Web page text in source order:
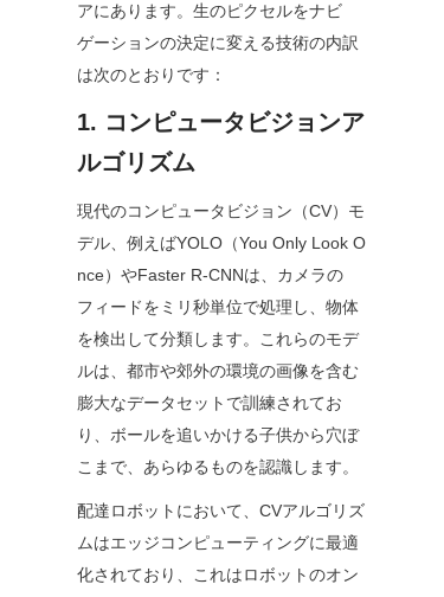
アにあります。生のピクセルをナビ
ゲーションの決定に変える技術の内訳
は次のとおりです：
1. コンピュータビジョンア
ルゴリズム
現代のコンピュータビジョン（CV）モ
デル、例えばYOLO（You Only Look O
nce）やFaster R-CNNは、カメラの
フィードをミリ秒単位で処理し、物体
を検出して分類します。これらのモデ
ルは、都市や郊外の環境の画像を含む
膨大なデータセットで訓練されてお
り、ボールを追いかける子供から穴ぼ
こまで、あらゆるものを認識します。
配達ロボットにおいて、CVアルゴリズ
ムはエッジコンピューティングに最適
化されており、これはロボットのオン